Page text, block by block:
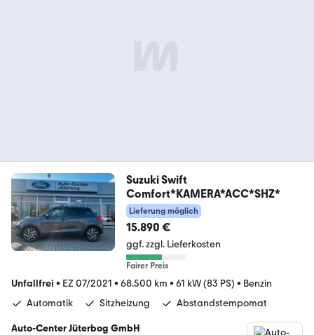
Suzuki Swift
Comfort*KAMERA*ACC*SHZ*
Lieferung möglich
15.890 €
ggf. zzgl. Lieferkosten
Fairer Preis
Unfallfrei • EZ 07/2021 • 68.500 km • 61 kW (83 PS) • Benzin
Automatik
Sitzheizung Abstandstempomat
Auto-Center Jüterbog GmbH